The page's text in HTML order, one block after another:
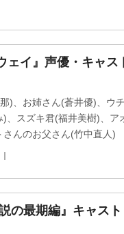
ェイ』声優・キャス
)、お姉さん(蒼井優)、ウ
、スズキ君(福井美樹)、ア
んのお父さん(竹中直人)
の最期編』キャス